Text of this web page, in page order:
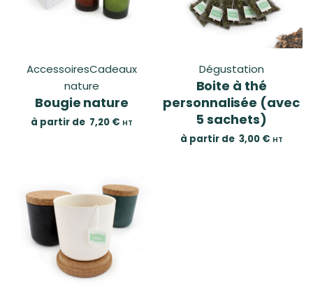
AccessoiresCadeaux
nature
Bougie nature
à partir de 7,20 € HT
Dégustation
Boite à thé
personnalisée (avec
5 sachets)
à partir de 3,00 € HT